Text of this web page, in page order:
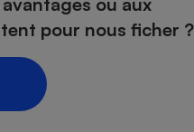
pour nous ficher ?
Sécurité - Hygiène
Assurance
Banque - Crédit
Epargne - Fiscalité
Circulation routière
Contrôle technique -
Pièce détachée
Moto
Comparatif
Comparatif casque audio
Crédit immobilier
Comparatif tondeuse
Maison de retraite